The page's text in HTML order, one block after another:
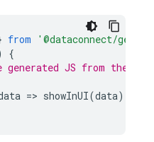
from
'@dataconnect/
{
JS from the CLI
=> showInUI(data));